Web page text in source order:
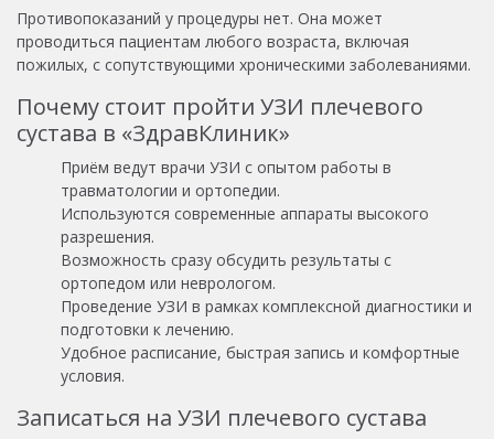
Противопоказаний у процедуры нет. Она может
проводиться пациентам любого возраста, включая
пожилых, с сопутствующими хроническими заболеваниями.
Почему стоит пройти УЗИ плечевого
сустава в «ЗдравКлиник»
Приём ведут врачи УЗИ с опытом работы в
травматологии и ортопедии.
Используются современные аппараты высокого
разрешения.
Возможность сразу обсудить результаты с
ортопедом или неврологом.
Проведение УЗИ в рамках комплексной диагностики и
подготовки к лечению.
Удобное расписание, быстрая запись и комфортные
условия.
Записаться на УЗИ плечевого сустава